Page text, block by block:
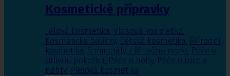
Kosmetické přípravky
Tělová kosmetika, Vlasová kosmetika,
Kosmetické balíčky, Dětská kosmetika, Přírodní
kosmetika, S minerály z Mrtvého moře, Péče o
citlivou pokožku, Péče o nohy, Péče o ruce a
nehty, Pleťová kosmetika